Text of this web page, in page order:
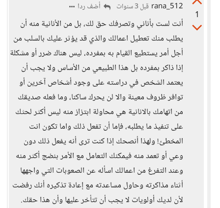
1
rana_512 قبل 3 سنوات أضف ردا
أنت لست بأناني وتصرفك حق لك، بل من الأنانية منه أن
يطلب منك تعطيل اعمالك والذي قد يؤثر عليك بالسلب من
أجل أمر يستطيع القيام به بمفرده، ليس هناك ضرر أو مشكلة
إذا ذاكر بمفرده بل هذا الطبيعي من الأساس ولا يجب أن
يعتمد الشخص في دراسته على وجود أشخاص آخرين أو
توافر ظروف معينة والا لن يحرك ساكنا، وما فعله صديقك
من اتهامك بالانانية هي محاولة ابتزاز منه ليس أكثر لحثك
على تنفيذ ما يطلبه، فإما أن تفعل ذلك واما تكون انت
المخطئ! ولهذا أنصحك إذا كنت ترى أنه يفعل ذلك دون
وعي أو تعمد منه فيمكنك التعامل مع الأمر بنضج أكثر منه
وعند التفرغ من اعمالك اسأله عن الصعوبات التي واجهها
أثناء مذاكرته وحاول مساعدته مع إعادة تذكيره أنك رفضت
لأن لديك أولويات لا يجب أن تتأخر عليها وأن هذا حقك.